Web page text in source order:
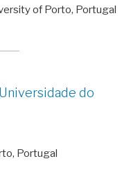
of Porto, Portugal
do
Portugal